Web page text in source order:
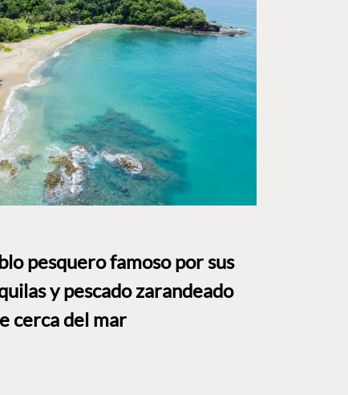
pesquero famoso por sus
y pescado zarandeado
cerca del mar